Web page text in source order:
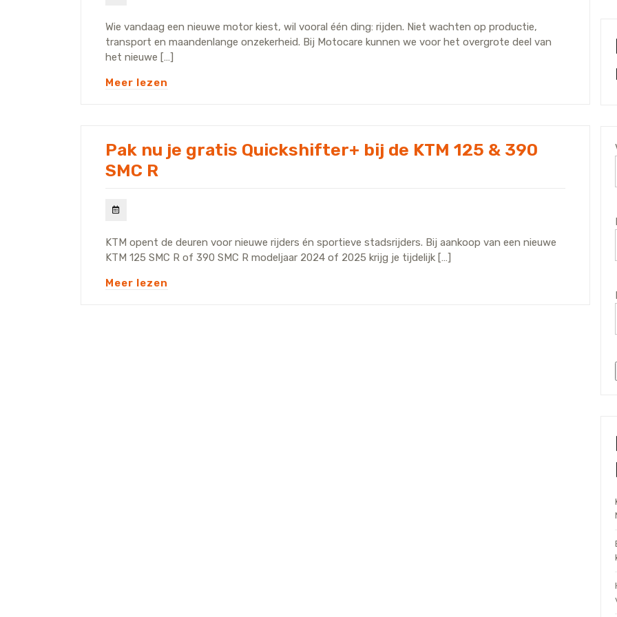
Wie vandaag een nieuwe motor kiest, wil vooral één ding: rijden. Niet wachten op productie,
transport en maandenlange onzekerheid. Bij Motocare kunnen we voor het overgrote deel van
het nieuwe […]
Meer lezen
Pak nu je gratis Quickshifter+ bij de KTM 125 & 390
SMC R
KTM opent de deuren voor nieuwe rijders én sportieve stadsrijders. Bij aankoop van een nieuwe
KTM 125 SMC R of 390 SMC R modeljaar 2024 of 2025 krijg je tijdelijk […]
Meer lezen